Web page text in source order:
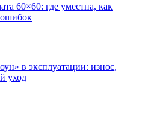
60×60: где уместна, как
ошибок
в эксплуатации: износ,
уход